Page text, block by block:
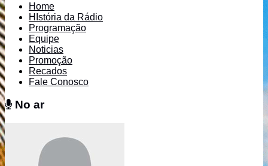
Home
HIstória da Rádio
Programação
Equipe
Noticias
Promoção
Recados
Fale Conosco
No ar